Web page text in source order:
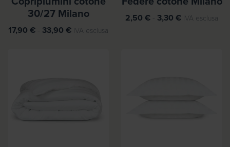
30/27 Milano
17,90 € - 33,90 €FIVA esclusa
2,50 € - 3,30 €FIVA esclusa